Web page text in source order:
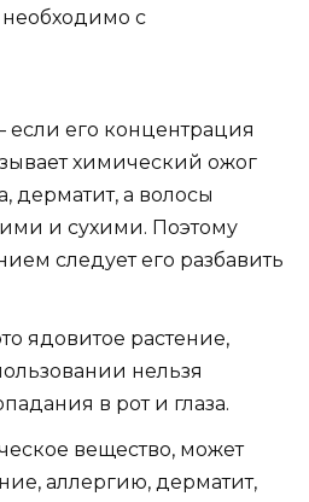
с
если его концентрация
химический ожог
дерматит, а волосы
и сухими. Поэтому
следует его разбавить
ядовитое растение,
нельзя
в рот и глаза.
вещество, может
аллергию, дерматит,